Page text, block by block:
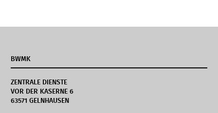
BWMK
ZENTRALE DIENSTE
VOR DER KASERNE 6
63571 GELNHAUSEN